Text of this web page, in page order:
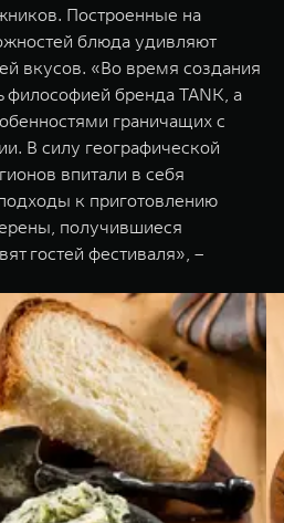
Построенные на
блюда удивляют
вкусов. «Во время создания
бренда TANK, а
граничащих с
В силу географической
впитали в себя
к приготовлению
получившиеся
гостей фестиваля», –